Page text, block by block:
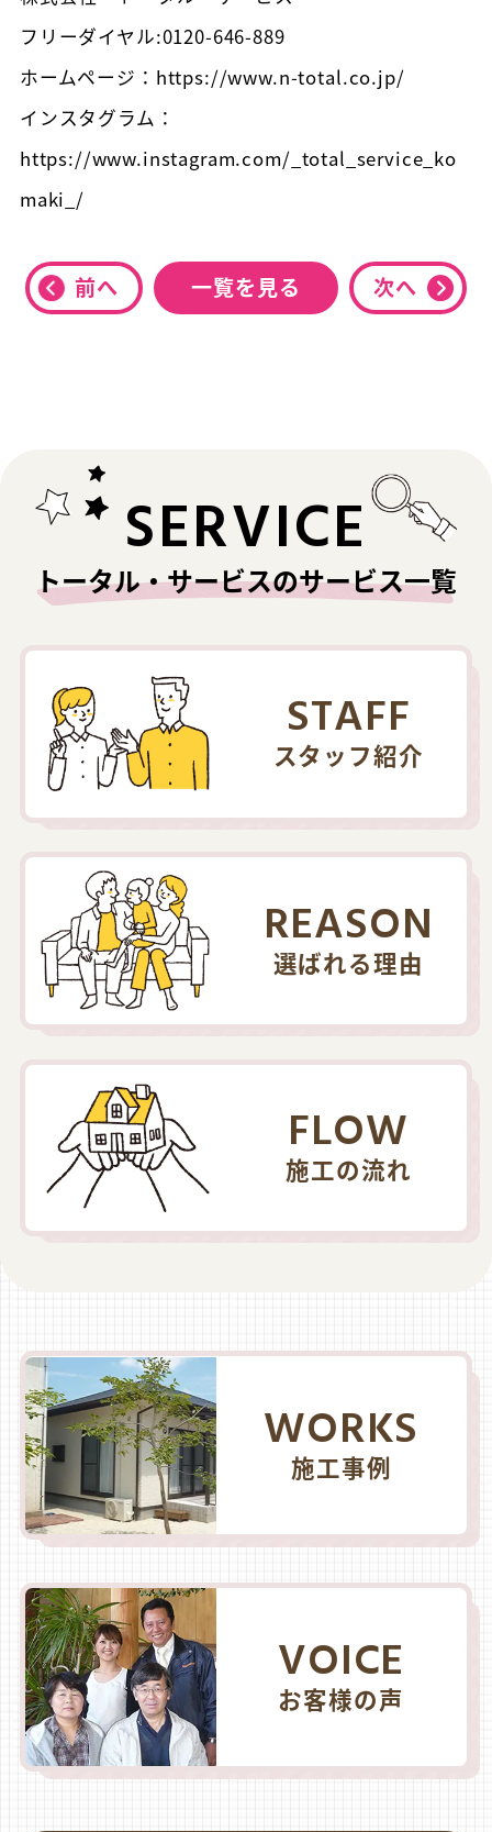
フリーダイヤル:0120-646-889
ホームページ：https://www.n-total.co.jp/
インスタグラム：
https://www.instagram.com/_total_service_ko
maki_/
前へ 一覧を見る 次へ
SERVICE
トータル・サービスのサービス一覧
STAFF
スタッフ紹介
REASON
選ばれる理由
FLOW
施工の流れ
WORKS
施工事例
VOICE
お客様の声